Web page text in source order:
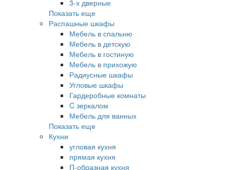
3-х дверные
Показать еще
Распашные шкафы
Мебель в спальню
Мебель в детскую
Мебель в гостиную
Мебель в прихожую
Радиусные шкафы
Угловые шкафы
Гардеробные комнаты
C зеркалом
Мебель для ванных
Показать еще
Кухни
угловая кухня
прямая кухня
П-образная кухня